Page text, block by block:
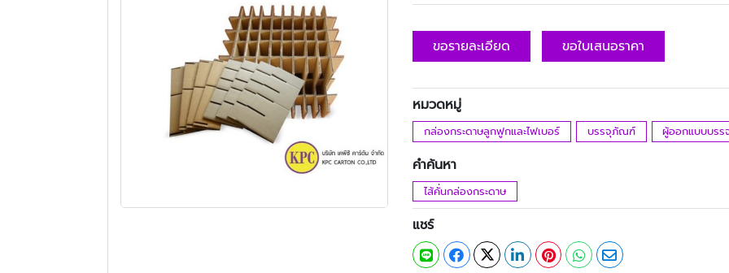
ขอรายละเอียด ขอใบเสนอราคา
หมวดหมู่
กล่องกระดาษลูกฟูกและไฟเบอร์ บรรจุภัณฑ์ ผู้ออกแบบบร
คำค้นหา
ไส้คั่นกล่องกระดาษ
แชร์